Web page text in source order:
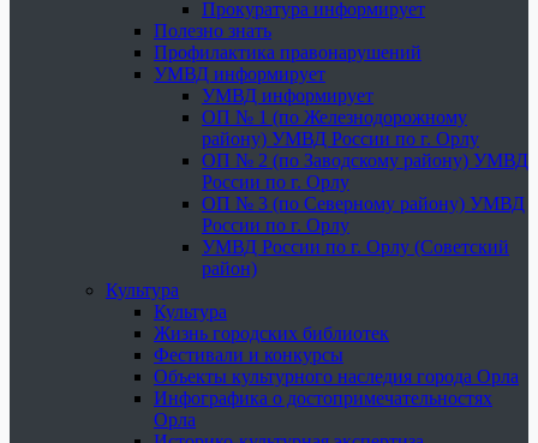
Прокуратура информирует
Полезно знать
Профилактика правонарушений
УМВД информирует
УМВД информирует
ОП № 1 (по Железнодорожному
району) УМВД России по г. Орлу
ОП № 2 (по Заводскому району) УМВД
России по г. Орлу
ОП № 3 (по Северному району) УМВД
России по г. Орлу
УМВД России по г. Орлу (Советский
район)
Культура
Культура
Жизнь городских библиотек
Фестивали и конкурсы
Объекты культурного наследия города Орла
Инфографика о достопримечательностях
Орла